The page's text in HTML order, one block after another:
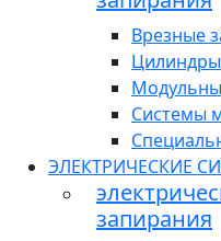
Врезные
Цилиндры
Системы
ЭЛЕКТРИЧЕСКИЕ
запирания